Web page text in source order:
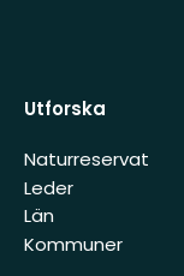
Utforska
Naturreservat
Leder
Län
Kommuner